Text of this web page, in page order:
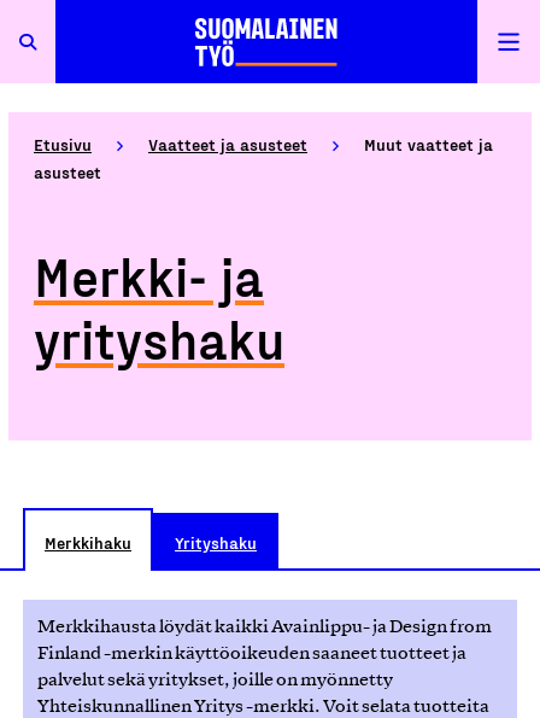
Etusivu Vaatteet ja asusteet
Muut vaatteet ja
asusteet
Merkki- ja
yrityshaku
Merkkihaku Yrityshaku
Merkkihausta löydät kaikki Avainlippu- ja Design from
Finland -merkin käyttöoikeuden saaneet tuotteet ja
palvelut sekä yritykset, joille on myönnetty
Yhteiskunnallinen Yritys -merkki. Voit selata tuotteita